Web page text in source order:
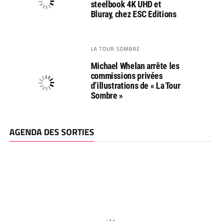
steelbook 4K UHD et
Bluray, chez ESC Editions
LA TOUR SOMBRE
Michael Whelan arrête les
commissions privées
d’illustrations de « La Tour
Sombre »
AGENDA DES SORTIES